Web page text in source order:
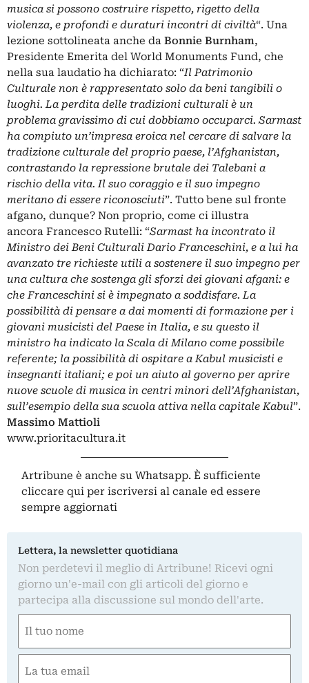
musica si possono costruire rispetto, rigetto della
violenza, e profondi e duraturi incontri di civiltà“. Una
lezione sottolineata anche da Bonnie Burnham,
Presidente Emerita del World Monuments Fund, che
nella sua laudatio ha dichiarato: “Il Patrimonio
Culturale non è rappresentato solo da beni tangibili o
luoghi. La perdita delle tradizioni culturali è un
problema gravissimo di cui dobbiamo occuparci. Sarmast
ha compiuto un’impresa eroica nel cercare di salvare la
tradizione culturale del proprio paese, l’Afghanistan,
contrastando la repressione brutale dei Talebani a
rischio della vita. Il suo coraggio e il suo impegno
meritano di essere riconosciuti”. Tutto bene sul fronte
afgano, dunque? Non proprio, come ci illustra
ancora Francesco Rutelli: “Sarmast ha incontrato il
Ministro dei Beni Culturali Dario Franceschini, e a lui ha
avanzato tre richieste utili a sostenere il suo impegno per
una cultura che sostenga gli sforzi dei giovani afgani: e
che Franceschini si è impegnato a soddisfare. La
possibilità di pensare a dai momenti di formazione per i
giovani musicisti del Paese in Italia, e su questo il
ministro ha indicato la Scala di Milano come possibile
referente; la possibilità di ospitare a Kabul musicisti e
insegnanti italiani; e poi un aiuto al governo per aprire
nuove scuole di musica in centri minori dell’Afghanistan,
sull’esempio della sua scuola attiva nella capitale Kabul”.
Massimo Mattioli
www.prioritacultura.it
Artribune è anche su Whatsapp. È sufficiente
cliccare qui per iscriversi al canale ed essere
sempre aggiornati
Lettera, la newsletter quotidiana
Non perdetevi il meglio di Artribune! Ricevi ogni
giorno un'e-mail con gli articoli del giorno e
partecipa alla discussione sul mondo dell'arte.
(Obbligatorio)
Nome
(Obbligatorio)